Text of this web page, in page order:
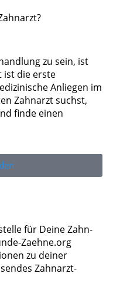
zu sein, ist
ist die erste
Anliegen im
Zahnarzt suchst,
finde einen
für Deine Zahn-
Zaehne.org
zu deiner
Zahnarzt-